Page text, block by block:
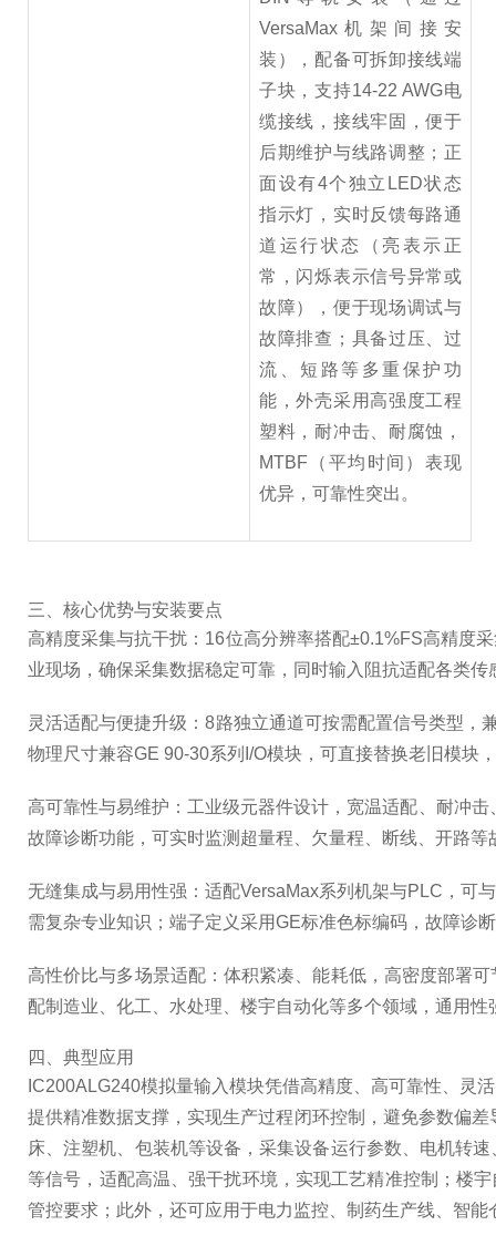
VersaMax机架间接安
装），配备可拆卸接线端
子块，支持14-22 AWG电
缆接线，接线牢固，便于
后期维护与线路调整；正
面设有4个独立LED状态
指示灯，实时反馈每路通
道运行状态（亮表示正
常，闪烁表示信号异常或
故障），便于现场调试与
故障排查；具备过压、过
流、短路等多重保护功
能，外壳采用高强度工程
塑料，耐冲击、耐腐蚀，
MTBF（平均时间）表现
优异，可靠性突出。
三、核心优势与安装要点
高精度采集与抗干扰：16位高分辨率搭配±0.1%FS高精度
业现场，确保采集数据稳定可靠，同时输入阻抗适配各类
灵活适配与便捷升级：8路独立通道可按需配置信号类型
物理尺寸兼容GE 90-30系列I/O模块，可直接替换老旧模块
高可靠性与易维护：工业级元器件设计，宽温适配、耐冲
故障诊断功能，可实时监测超量程、欠量程、断线、开路
无缝集成与易用性强：适配VersaMax系列机架与PLC，可
需复杂专业知识；端子定义采用GE标准色标编码，故障诊
高性价比与多场景适配：体积紧凑、能耗低，高密度部署
配制造业、化工、水处理、楼宇自动化等多个领域，通用
四、典型应用
IC200ALG240模拟量输入模块凭借高精度、高可靠性、灵
提供精准数据支撑，实现生产过程闭环控制，避免参数偏
床、注塑机、包装机等设备，采集设备运行参数、电机转
等信号，适配高温、强干扰环境，实现工艺精准控制；楼
管控要求；此外，还可应用于电力监控、制药生产线、智